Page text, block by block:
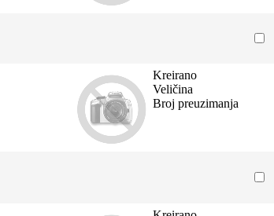
Kreirano
Veličina
Broj preuzimanja